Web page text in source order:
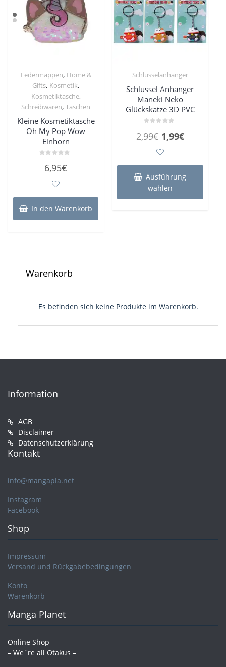
Federmappen, Home &
Gifts, Kosmetik,
Kosmetiktasche,
Schreibwaren,Taschen
Kleine Kosmetiktasche
Oh My Pop Wow
Einhorn
mit6,95€
In den Warenkorb
Schlüsselanhänger
Schlüssel Anhänger
Maneki Neko
Glückskatze 3D PVC
mit
2,99€ Ursprünglicher
Preis
war:
2,99€
1,99€Aktueller
ist:
1,99€.
Ausführung
wählen
Dieses
auf
Warenkorb
Es befinden sich keine Produkte im Warenkorb.
Information
AGB
Disclaimer
Datenschutzerklärung
Kontakt
info@mangapla.net
Instagram
Facebook
Shop
Impressum
Versand und Rückgabebedingungen
Konto
Warenkorb
Manga Planet
Online Shop
– We´re all Otakus –